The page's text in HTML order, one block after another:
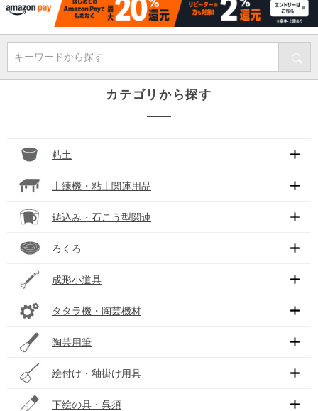
キーワードから探す
カテゴリから探す
粘土
土練機・粘土関連用品
鋳込み・石こう型関連
ろくろ
成形小道具
タタラ機・陶芸機材
陶芸用筆
絵付け・釉掛け用具
下絵の具・呉須